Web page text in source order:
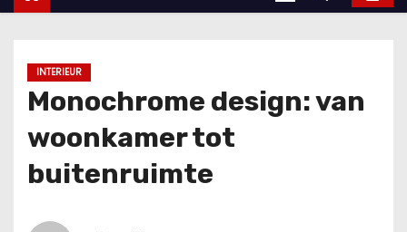
n
INTERIEUR
Monochrome design: van
woonkamer tot
buitenruimte